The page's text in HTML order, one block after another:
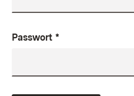
Passwort *